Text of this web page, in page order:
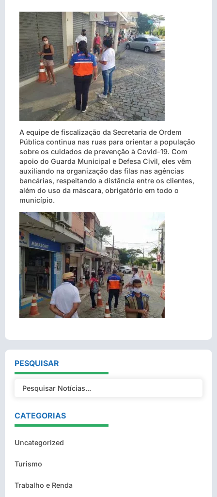
A equipe de fiscalização da Secretaria de Ordem
Pública continua nas ruas para orientar a população
sobre os cuidados de prevenção à Covid-19. Com
apoio do Guarda Municipal e Defesa Civil, eles vêm
auxiliando na organização das filas nas agências
bancárias, respeitando a distância entre os clientes,
além do uso da máscara, obrigatório em todo o
município.
PESQUISAR
CATEGORIAS
Uncategorized
Turismo
Trabalho e Renda